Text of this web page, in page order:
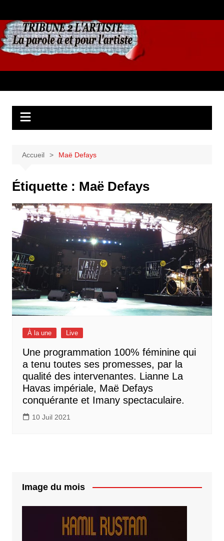
au
contenu
Accueil Maë Defays
Étiquette : Maë Defays
À la une Live
Une programmation 100% féminine qui
a tenu toutes ses promesses, par la
qualité des intervenantes. Lianne La
Havas impériale, Maë Defays
conquérante et Imany spectaculaire.
10 Juil 2021
Image du mois